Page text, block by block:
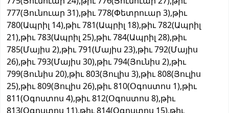
777(Յունուար 31),թիւ 778(Փետրուար 3),թիւ
780(Ապրիլ 14),թիւ 781(Ապրիլ 18),թիւ 782(Ապրիլ
21),թիւ 783(Ապրիլ 25),թիւ 784(Ապրիլ 28),թիւ
785(Մայիս 2),թիւ 791(Մայիս 23),թիւ 792(Մայիս
26),թիւ 793(Մայիս 30),թիւ 794(Յունիս 2),թիւ
799(Յունիս 20),թիւ 803(Յուլիս 3),թիւ 808(Յուլիս
25),թիւ 809(Յուլիս 26),թիւ 810(Օգոստոս 1),թիւ
811(Օգոստոս 4),թիւ 812(Օգոստոս 8),թիւ